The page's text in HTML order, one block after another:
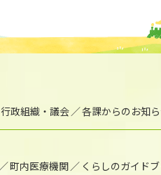
行政組織・議会 各課からのお知
町内医療機関 くらしのガイド